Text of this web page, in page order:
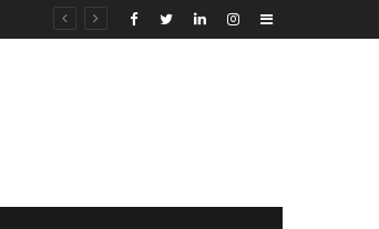
Sidebar